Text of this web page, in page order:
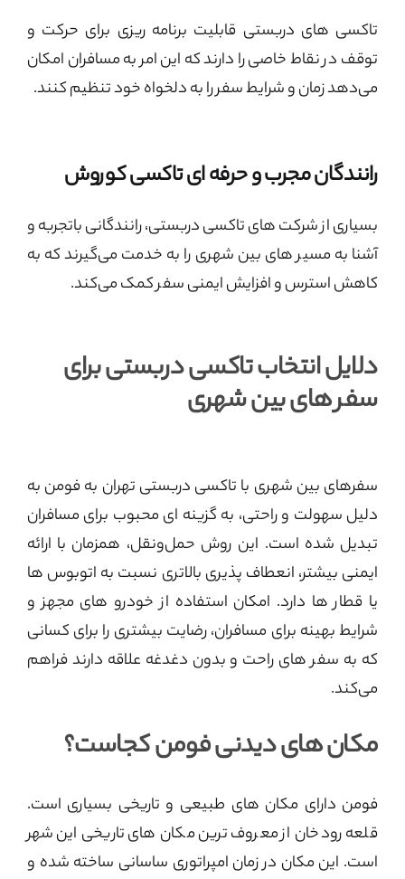
تاکسی‌ های دربستی قابلیت برنامه‌ ریزی برای حرکت و
توقف در نقاط خاصی را دارند که این امر به مسافران امکان
می‌دهد زمان و شرایط سفر را به دلخواه خود تنظیم کنند.
رانندگان مجرب و حرفه‌ ای تاکسی کوروش
بسیاری از شرکت‌ های تاکسی دربستی، رانندگانی باتجربه و
آشنا به مسیر های بین شهری را به خدمت می‌گیرند که به
کاهش استرس و افزایش ایمنی سفر کمک می‌کند.
دلایل انتخاب تاکسی دربستی برای
سفر های بین شهری
سفرهای بین شهری با تاکسی دربستی تهران به فومن به
دلیل سهولت و راحتی، به گزینه‌ ای محبوب برای مسافران
تبدیل شده است. این روش حمل‌ونقل، همزمان با ارائه
ایمنی بیشتر، انعطاف‌ پذیری بالاتری نسبت به اتوبوس‌ ها
یا قطار ها دارد. امکان استفاده از خودرو های مجهز و
شرایط بهینه برای مسافران، رضایت بیشتری را برای کسانی
که به سفر های راحت و بدون دغدغه علاقه دارند فراهم
می‌کند.
مکان های دیدنی فومن کجاست؟
فومن دارای مکان های طبیعی و تاریخی بسیاری است.
قلعه رودخان از معروف ترین مکان های تاریخی این شهر
است. این مکان در زمان امپراتوری ساسانی ساخته شده و